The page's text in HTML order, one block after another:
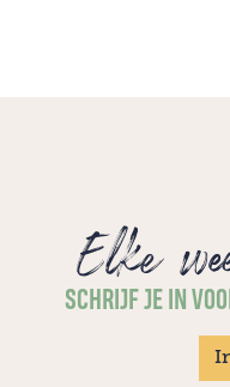
Elke
SCHRIJF JE IN